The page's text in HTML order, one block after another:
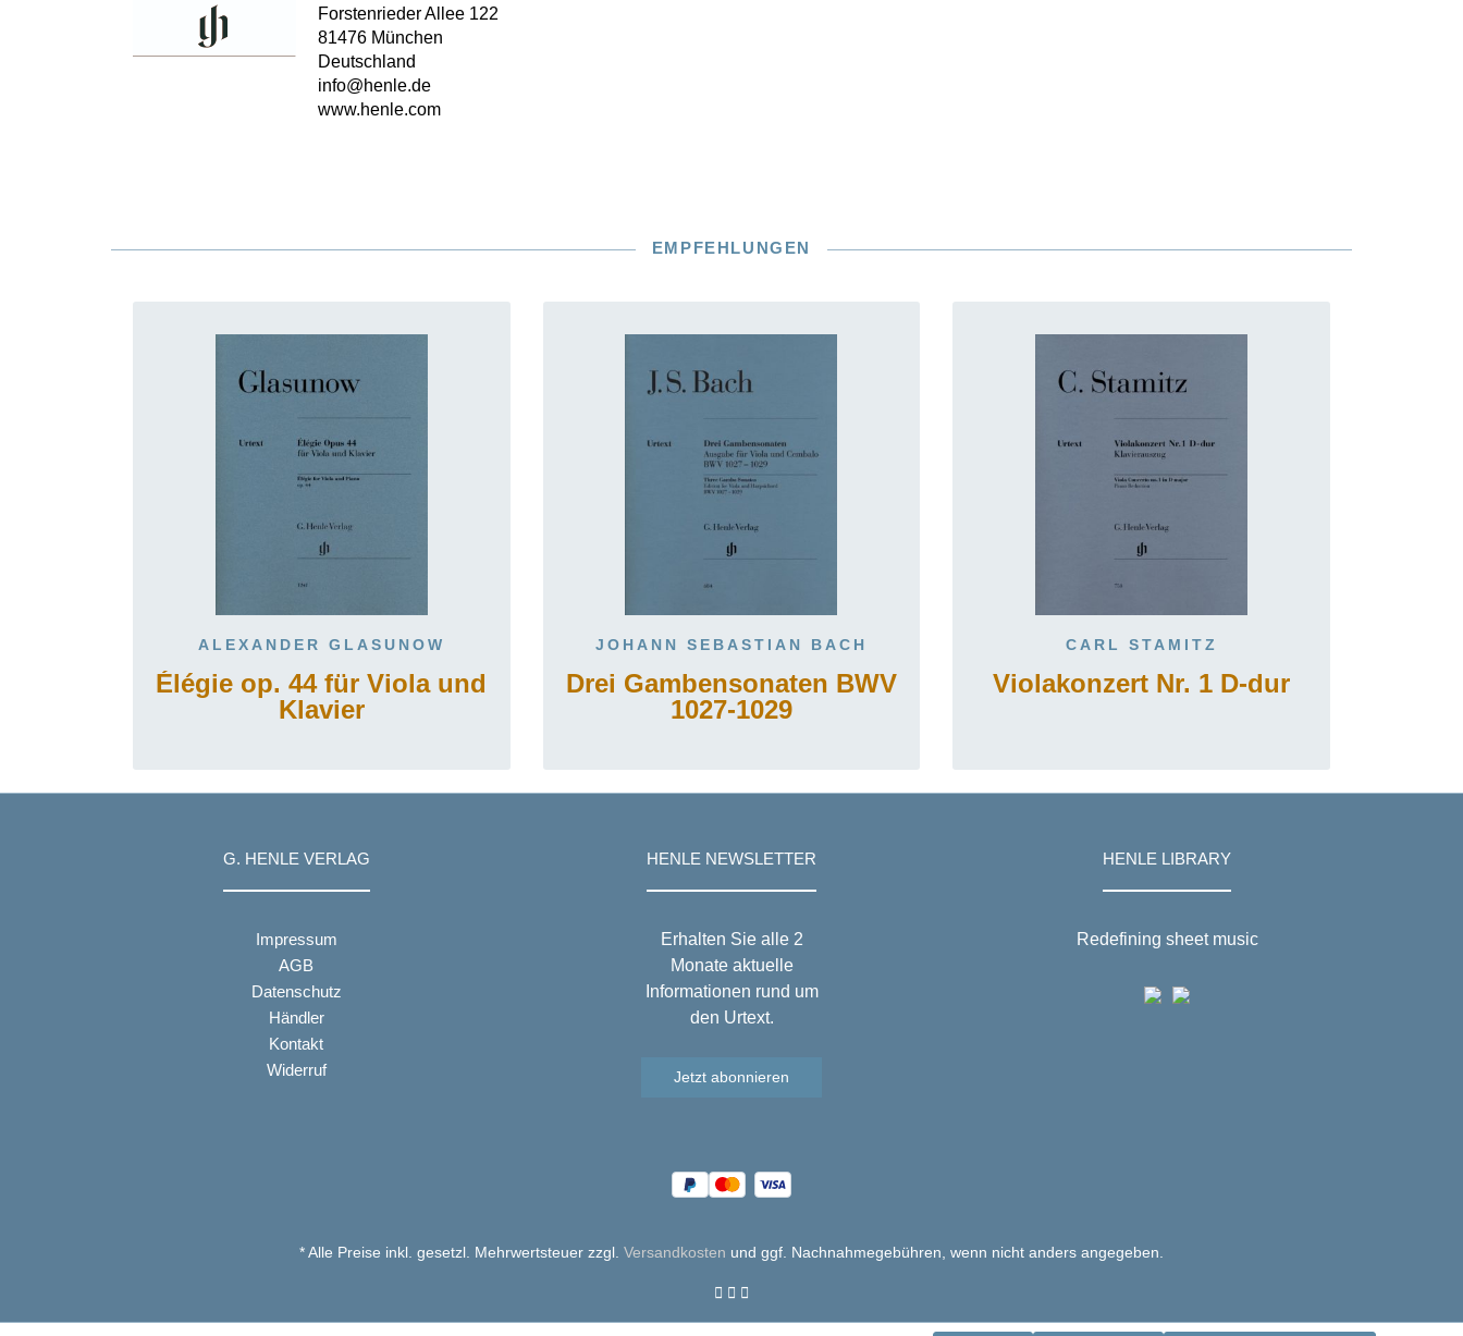
Forstenrieder Allee 122
81476 München
Deutschland
info@henle.de
www.henle.com
EMPFEHLUNGEN
ALEXANDER GLASUNOW
Élégie op. 44 für Viola und
Klavier
JOHANN SEBASTIAN BACH
Drei Gambensonaten BWV
1027-1029
CARL STAMITZ
Violakonzert Nr. 1 D-dur
G. HENLE VERLAG
Impressum
AGB
Datenschutz
Händler
Kontakt
Widerruf
HENLE NEWSLETTER
Erhalten Sie alle 2
Monate aktuelle
Informationen rund um
den Urtext.
Jetzt abonnieren
HENLE LIBRARY
Redefining sheet music
* Alle Preise inkl. gesetzl. Mehrwertsteuer zzgl. Versandkosten und ggf. Nachnahmegebühren, wenn nicht anders angegeben.